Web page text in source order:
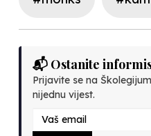
📬 Ostanite
Prijavite se na
nijednu vijest.